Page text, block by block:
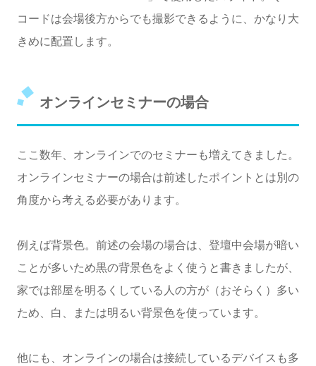
コードは会場後方からでも撮影できるように、かなり大
きめに配置します。
オンラインセミナーの場合
ここ数年、オンラインでのセミナーも増えてきました。
オンラインセミナーの場合は前述したポイントとは別の
角度から考える必要があります。
例えば背景色。前述の会場の場合は、登壇中会場が暗い
ことが多いため黒の背景色をよく使うと書きましたが、
家では部屋を明るくしている人の方が（おそらく）多い
ため、白、または明るい背景色を使っています。
他にも、オンラインの場合は接続しているデバイスも多